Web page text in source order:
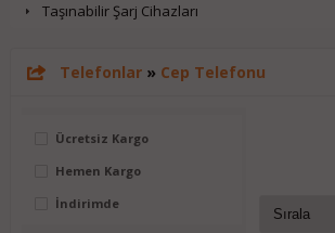
Taşınabilir Şarj Cihazları
Telefonlar» Cep Telefonu
Ücretsiz Kargo
Hemen Kargo
İndirimde